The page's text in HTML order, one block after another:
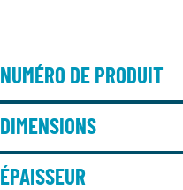
NUMÉRO DE PRODUIT
DIMENSIONS
ÉPAISSEUR